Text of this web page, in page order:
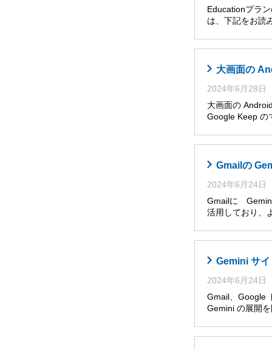
Educationプラ
は、下記をお
大画面の
2024年6月28日
大画面の
Google Keep の
Gmailの
2024年6月24日
Gmailに Gemini
活用しており、
Gemini サ
2024年6月24日
Gmail、Google
Gemini の展開